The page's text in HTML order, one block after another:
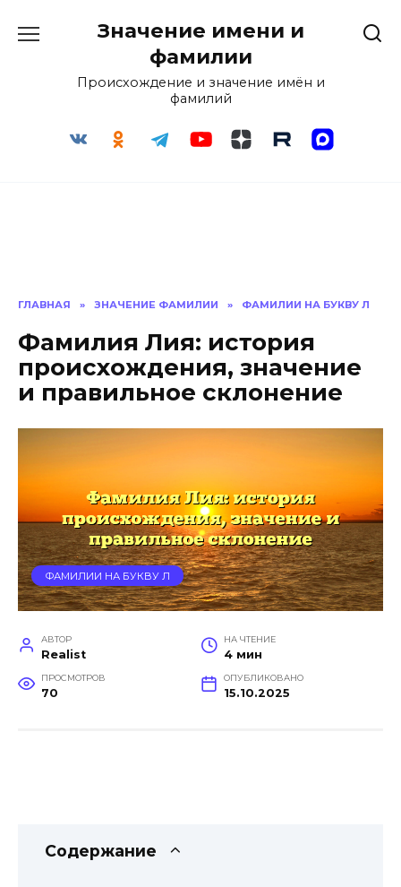
Значение имени и
фамилии
Происхождение и значение имён и
фамилий
ГЛАВНАЯ » ЗНАЧЕНИЕ ФАМИЛИИ » ФАМИЛИИ НА БУКВУ Л
Фамилия Лия: история
происхождения, значение
и правильное склонение
ФАМИЛИИ НА БУКВУ Л
АВТОР
Realist
НА ЧТЕНИЕ
4 мин
ПРОСМОТРОВ
70
ОПУБЛИКОВАНО
15.10.2025
Содержание